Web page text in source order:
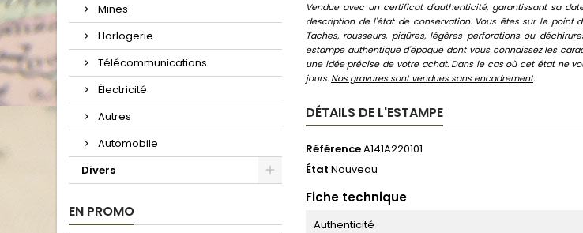
Mines
Horlogerie
Télécommunications
Électricité
Autres
Automobile
Divers
EN PROMO
Vendue avec un certificat d'authenticité, garantissant sa
description de l'état de conservation. Vous êtes sur le
Taches, rousseurs, piqûres, légères perforations ou
estampe authentique d'époque dont vous connaissez les
une idée précise de votre achat. Dans le cas où cet état ne
jours. Nos gravures sont vendues sans encadrement.
DÉTAILS DE L'ESTAMPE
RéférenceA141A220101
État Nouveau
Fiche technique
Authenticité